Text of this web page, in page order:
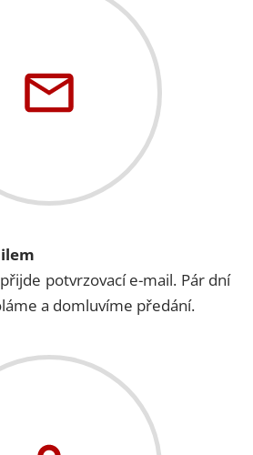
potvrzovací e-mail. Pár dní
a domluvíme předání.